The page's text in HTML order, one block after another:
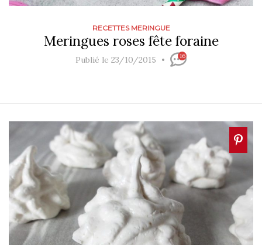
RECETTES MERINGUE
Meringues roses fête foraine
Publié le 23/10/2015 16